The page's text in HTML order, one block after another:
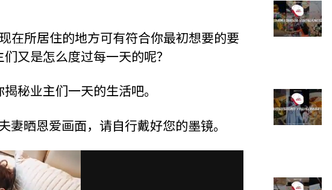
在所居住的地方可有符合你最初想要的要
又是怎么度过每一天的呢？
秘业主们一天的生活吧。
晒恩爱画面，请自行戴好您的墨镜。